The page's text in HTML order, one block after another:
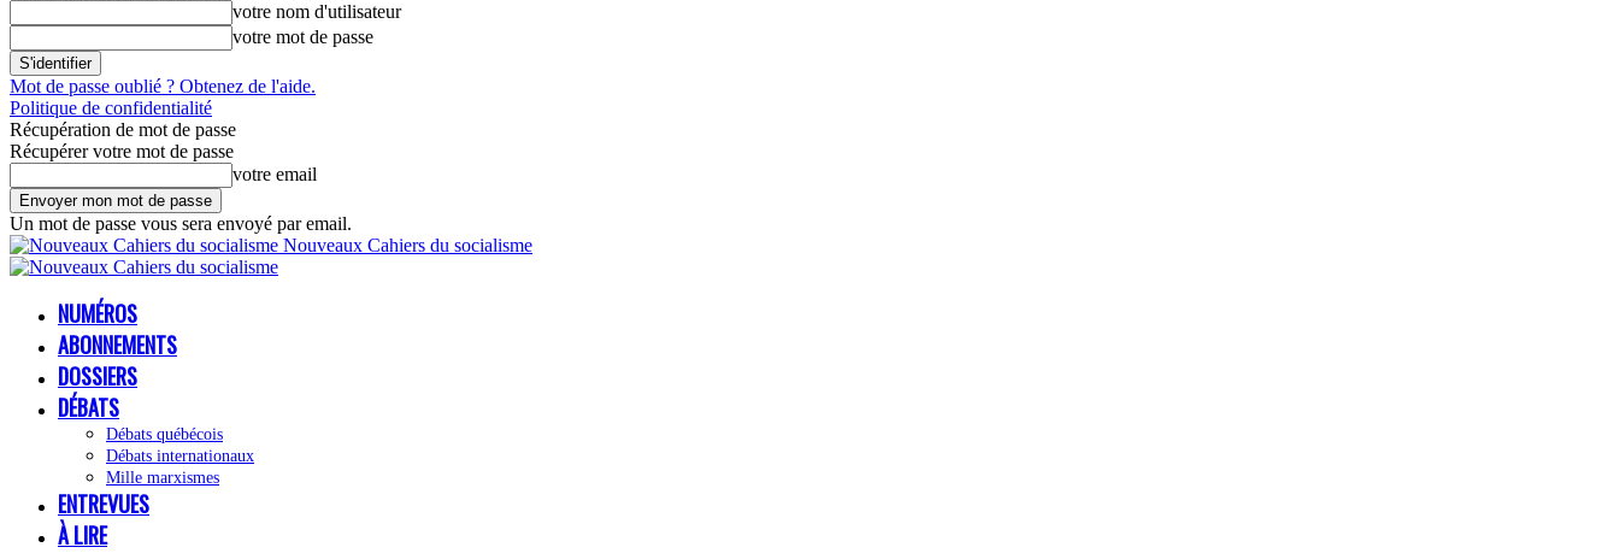
votre nom d'utilisateur
votre mot de passe
Mot de passe oublié ? Obtenez de l'aide.
Politique de confidentialité
Récupération de mot de passe
Récupérer votre mot de passe
votre email
Un mot de passe vous sera envoyé par email.
Nouveaux Cahiers du socialisme
NUMÉROS
ABONNEMENTS
DOSSIERS
DÉBATS
Débats québécois
Débats internationaux
Mille marxismes
ENTREVUES
À LIRE